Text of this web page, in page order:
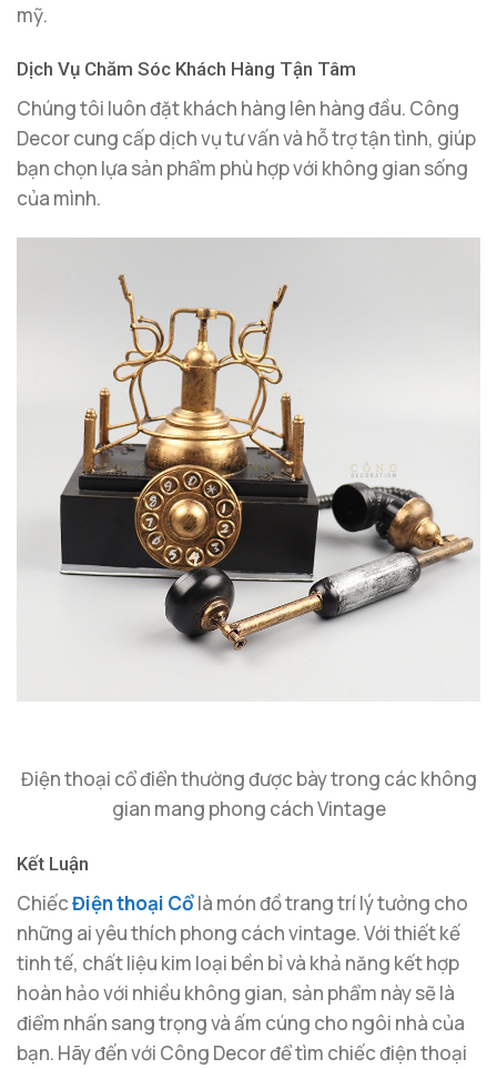
mỹ.
Dịch Vụ Chăm Sóc Khách Hàng Tận Tâm
Chúng tôi luôn đặt khách hàng lên hàng đầu. Công
Decor cung cấp dịch vụ tư vấn và hỗ trợ tận tình, giúp
bạn chọn lựa sản phẩm phù hợp với không gian sống
của mình.
Điện thoại cổ điển thường được bày trong các không
gian mang phong cách Vintage
Kết Luận
ChiếcĐiện thoại Cổlà món đồ trang trí lý tưởng cho
những ai yêu thích phong cách vintage. Với thiết kế
tinh tế, chất liệu kim loại bền bỉ và khả năng kết hợp
hoàn hảo với nhiều không gian, sản phẩm này sẽ là
điểm nhấn sang trọng và ấm cúng cho ngôi nhà của
bạn. Hãy đến với Công Decor để tìm chiếc điện thoại